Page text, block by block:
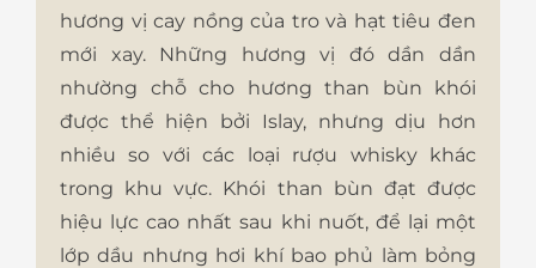
hương vị cay nồng của tro và hạt tiêu đen
mới xay. Những hương vị đó dần dần
nhường chỗ cho hương than bùn khói
được thể hiện bởi Islay, nhưng dịu hơn
nhiều so với các loại rượu whisky khác
trong khu vực. Khói than bùn đạt được
hiệu lực cao nhất sau khi nuốt, để lại một
lớp dầu nhưng hơi khí bao phủ làm bỏng